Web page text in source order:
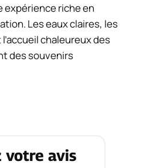
expérience riche en
Les eaux claires, les
chaleureux des
des souvenirs
votre avis